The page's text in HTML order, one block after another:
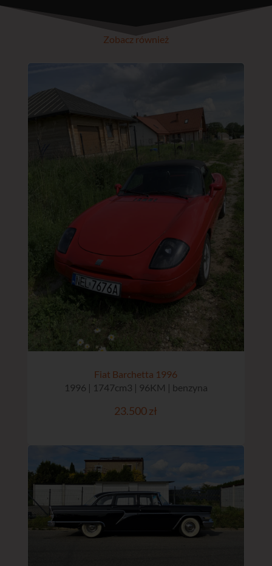
Zobacz również
Fiat Barchetta 1996
1996 | 1747cm3 | 96KM | benzyna
23.500 zł